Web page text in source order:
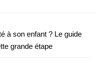
à son enfant ? Le guide
grande étape